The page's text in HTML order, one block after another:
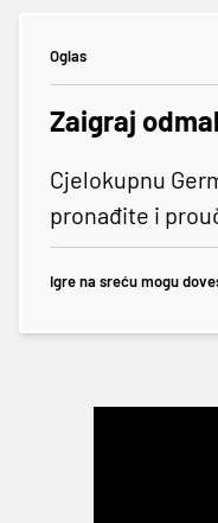
Oglas
Zaigraj
Cjelokupnu
pronađite i
Igre na sreću mogu